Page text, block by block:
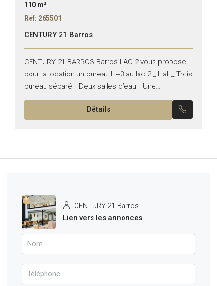
110 m²
Réf: 265501
CENTURY 21 Barros
CENTURY 21 BARROS Barros LAC 2 vous propose
pour la location un bureau H+3 au lac 2 _ Hall _ Trois
bureau séparé _ Deux salles d’eau _ Une
kitchenette _ Une...
Détails
CENTURY 21 Barros
Lien vers les annonces